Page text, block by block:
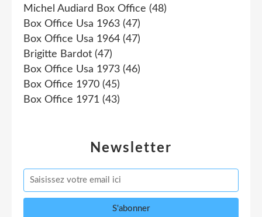
Newsletter
Michel Audiard Box Office (48)
Box Office Usa 1963 (47)
Box Office Usa 1964 (47)
Brigitte Bardot (47)
Box Office Usa 1973 (46)
Box Office 1970 (45)
Box Office 1971 (43)